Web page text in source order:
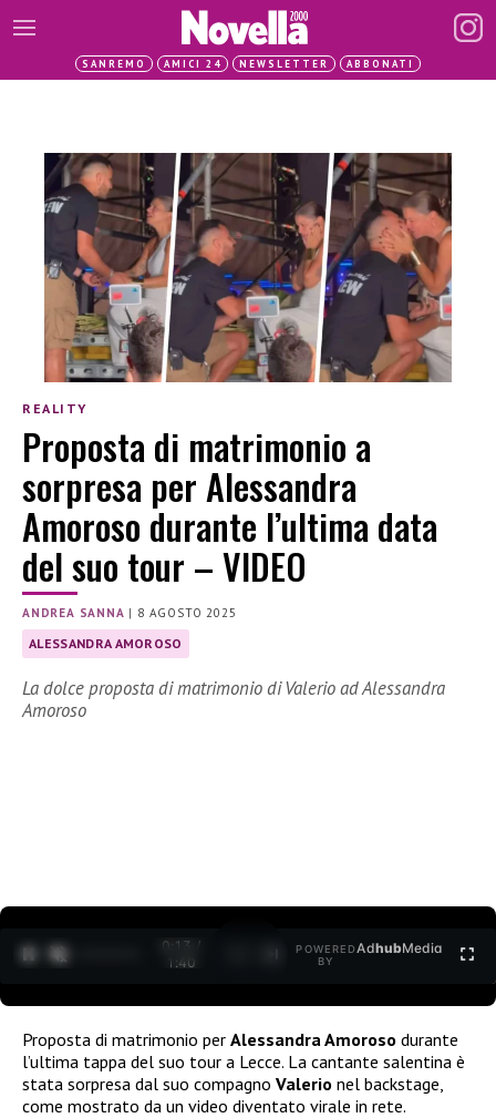
SANREMO AMICI 24 NEWSLETTER ABBONATI
REALITY
Proposta di matrimonio a
sorpresa per Alessandra
Amoroso durante l’ultima data
del suo tour – VIDEO
ANDREA SANNA | 8 AGOSTO 2025
ALESSANDRA AMOROSO
La dolce proposta di matrimonio di Valerio ad Alessandra
Amoroso
0:14 /
1:40
POWERED
BY
AdhubMedia
Proposta di matrimonio per Alessandra Amoroso durante
l’ultima tappa del suo tour a Lecce. La cantante salentina è
stata sorpresa dal suo compagno Valerio nel backstage,
come mostrato da un video diventato virale in rete.